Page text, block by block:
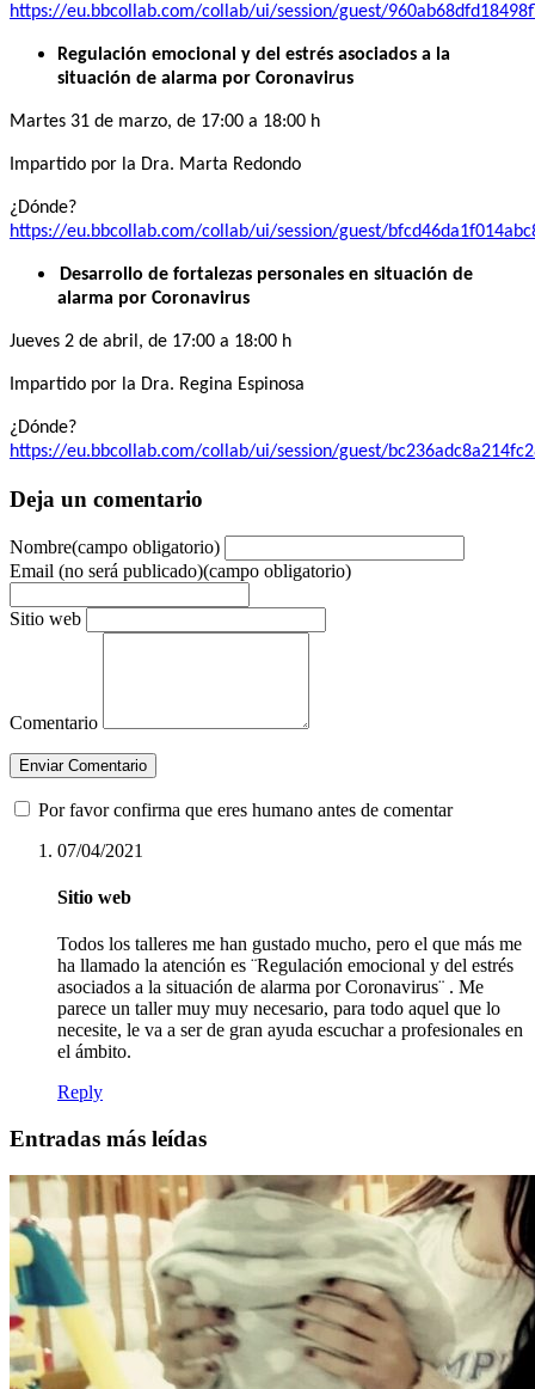
https://eu.bbcollab.com/collab/ui/session/guest/
Regulación emocional y del estrés asociados a la
situación de alarma por Coronavirus
Martes 31 de marzo, de 17:00 a 18:00 h
Impartido por la Dra. Marta Redondo
¿Dónde?
https://eu.bbcollab.com/collab/ui/session/guest/
Desarrollo de fortalezas personales en situación de
alarma por Coronavirus
Jueves 2 de abril, de 17:00 a 18:00 h
Impartido por la Dra. Regina Espinosa
¿Dónde?
https://eu.bbcollab.com/collab/ui/session/guest/
Deja un comentario
Nombre(campo obligatorio)
Email (no será publicado)(campo obligatorio)
Sitio web
Comentario
Enviar Comentario
Por favor confirma que eres humano antes de comentar
07/04/2021
Sitio web
Todos los talleres me han gustado mucho, pero el que más me
ha llamado la atención es ¨Regulación emocional y del estrés
asociados a la situación de alarma por Coronavirus¨ . Me
parece un taller muy muy necesario, para todo aquel que lo
necesite, le va a ser de gran ayuda escuchar a profesionales en
el ámbito.
Reply
Entradas más leídas